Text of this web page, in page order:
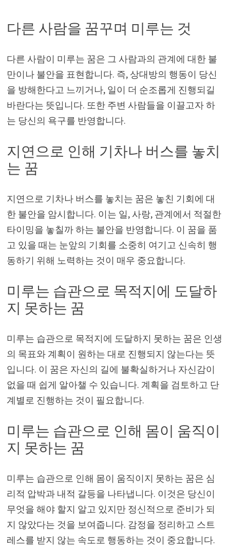
다른 사람을 꿈꾸며 미루는 것
다른 사람이 미루는 꿈은 그 사람과의 관계에 대한 불
만이나 불안을 표현합니다. 즉, 상대방의 행동이 당신
을 방해한다고 느끼거나, 일이 더 순조롭게 진행되길
바란다는 뜻입니다. 또한 주변 사람들을 이끌고자 하
는 당신의 욕구를 반영합니다.
지연으로 인해 기차나 버스를 놓치
는 꿈
지연으로 기차나 버스를 놓치는 꿈은 놓친 기회에 대
한 불안을 암시합니다. 이는 일, 사랑, 관계에서 적절한
타이밍을 놓칠까 하는 불안을 반영합니다. 이 꿈을 품
고 있을 때는 눈앞의 기회를 소중히 여기고 신속히 행
동하기 위해 노력하는 것이 매우 중요합니다.
미루는 습관으로 목적지에 도달하
지 못하는 꿈
미루는 습관으로 목적지에 도달하지 못하는 꿈은 인생
의 목표와 계획이 원하는 대로 진행되지 않는다는 뜻
입니다. 이 꿈은 자신의 길에 불확실하거나 자신감이
없을 때 쉽게 알아챌 수 있습니다. 계획을 검토하고 단
계별로 진행하는 것이 필요합니다.
미루는 습관으로 인해 몸이 움직이
지 못하는 꿈
미루는 습관으로 인해 몸이 움직이지 못하는 꿈은 심
리적 압박과 내적 갈등을 나타냅니다. 이것은 당신이
무엇을 해야 할지 알고 있지만 정신적으로 준비가 되
지 않았다는 것을 보여줍니다. 감정을 정리하고 스트
레스를 받지 않는 속도로 행동하는 것이 중요합니다.